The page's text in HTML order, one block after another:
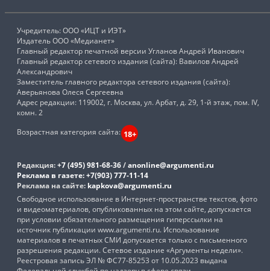
Учредитель: ООО «ИЦТ и ИЭТ»
Издатель ООО «Медианет»
Главный редактор печатной версии Угланов Андрей Иванович
Главный редактор сетевого издания (сайта): Вавилов Андрей
Александрович
Заместитель главного редактора сетевого издания (сайта):
Аверьянова Олеся Сергеевна
Адрес редакции: 119002, г. Москва, ул. Арбат, д. 29, 1-й этаж, пом. IV,
комн. 2
Возрастная категория сайта: 18+
Редакция:+7 (495) 981-68-36/anonline@argumenti.ru
Реклама в газете:+7(903) 777-11-14
Реклама на сайте: kapkova@argumenti.ru
Свободное использование в Интернет-пространстве текстов, фото
и видеоматериалов, опубликованных на этом сайте, допускается
при условии обязательного размещения гиперссылки на
источник публикации www.argumenti.ru. Использование
материалов в печатных СМИ допускается только с письменного
разрешения редакции. Сетевое издание «Аргументы недели».
Реестровая запись ЭЛ № ФС77-85253 от 10.05.2023 выдана